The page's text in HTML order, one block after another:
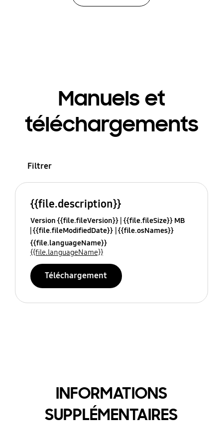
Manuels et
téléchargements
Filtrer
{{file.description}}
Version {{file.fileVersion}} {{file.fileSize}} MB
{{file.fileModifiedDate}} {{file.osNames}}
{{file.languageName}}
{{file.languageName}}
Téléchargement
INFORMATIONS
SUPPLÉMENTAIRES